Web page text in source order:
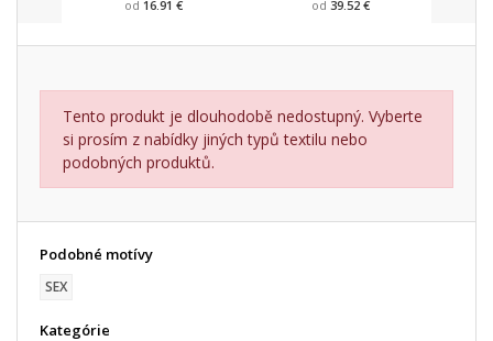
od 16.91 € od 39.52 €
Tento produkt je dlouhodobě nedostupný. Vyberte
si prosím z nabídky jiných typů textilu nebo
podobných produktů.
Podobné motívy
SEX
Kategórie